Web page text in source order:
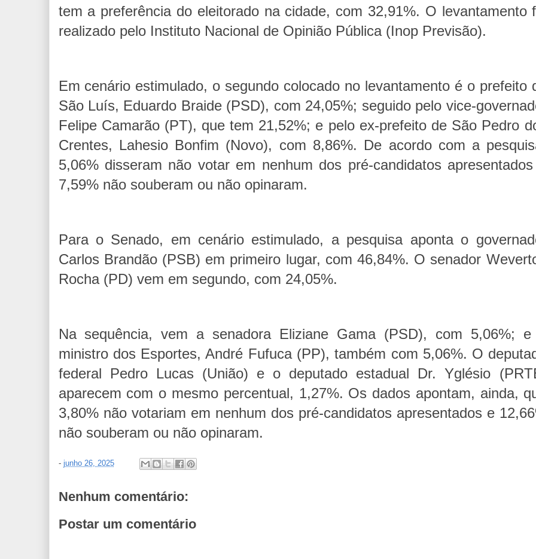
tem a preferência do eleitorado na cidade, com 32,91%. O levantamento
realizado pelo Instituto Nacional de Opinião Pública (Inop Previsão).
Em cenário estimulado, o segundo colocado no levantamento é o prefeito
São Luís, Eduardo Braide (PSD), com 24,05%; seguido pelo vice-
Felipe Camarão (PT), que tem 21,52%; e pelo ex-prefeito de São Pedro
Crentes, Lahesio Bonfim (Novo), com 8,86%. De acordo com a
5,06% disseram não votar em nenhum dos pré-candidatos
7,59% não souberam ou não opinaram.
Para o Senado, em cenário estimulado, a pesquisa aponta o
Carlos Brandão (PSB) em primeiro lugar, com 46,84%. O senador
Rocha (PD) vem em segundo, com 24,05%.
Na sequência, vem a senadora Eliziane Gama (PSD), com 5,06%;
ministro dos Esportes, André Fufuca (PP), também com 5,06%. O
federal Pedro Lucas (União) e o deputado estadual Dr. Yglésio
aparecem com o mesmo percentual, 1,27%. Os dados apontam, ainda,
3,80% não votariam em nenhum dos pré-candidatos apresentados e
não souberam ou não opinaram.
- junho 26, 2025
Nenhum comentário:
Postar um comentário